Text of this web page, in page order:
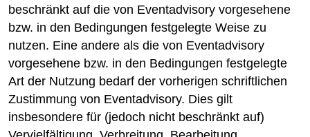
beschränkt auf die von Eventadvisory vorgesehene
bzw. in den Bedingungen festgelegte Weise zu
nutzen. Eine andere als die von Eventadvisory
vorgesehene bzw. in den Bedingungen festgelegte
Art der Nutzung bedarf der vorherigen schriftlichen
Zustimmung von Eventadvisory. Dies gilt
insbesondere für (jedoch nicht beschränkt auf)